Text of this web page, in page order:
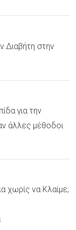
Διαβήτη στην
για την
άλλες μέθοδοι
χωρίς να Κλαίμε;